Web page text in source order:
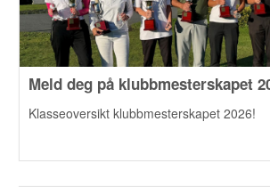
Meld deg på klubbmesterskapet
Klasseoversikt klubbmesterskapet 2026!